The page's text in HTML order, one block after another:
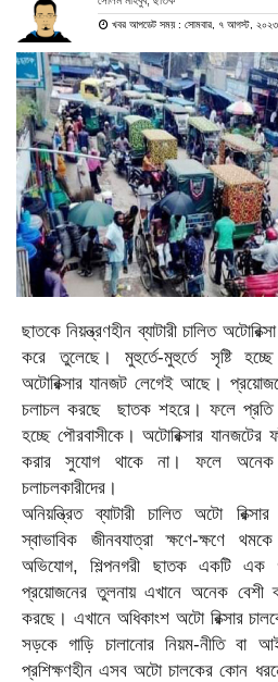
খবর আপডেট সময় : সোমবার, ৭ আগস্ট, ২০২৩
ছাতকে নিয়ন্ত্রণহীন ব্যাটারী চালিত
করে তুলেছে। মুহুর্তে-মুহুর্তে সৃষ্টি হচ্ছে
অটোরিক্সার যানজট লেগেই আছে।
চলাচল করছে ছাতক শহরে। ফলে প্রতি
হচ্ছে পৌরবাসীকে। অটোরিক্সার
করার সুযোগ থাকে না। ফলে অনেক
চলাচলকারীদের।
অনিয়ন্ত্রিত ব্যাটারী চালিত অটো
স্বাভাবিক জীনবযাত্রা ক্ষণে-ক্ষণে
অভিযোগ, শিল্পনগরী ছাতক একটি এক
প্রয়োজনের তুলনায় এখানে অনেক বেশী
করছে। এখানে অধিকাংশ অটো রিক্সার
সড়কে গাড়ি চালানোর নিয়ম-নীতি বা
প্রশিক্ষণহীন এসব অটো চালকের কোন